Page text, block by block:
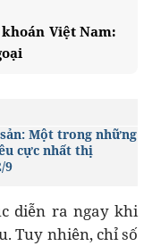
Việt Nam:
Một trong những
cực nhất thị
9
diễn ra ngay khi
Tuy nhiên, chỉ số